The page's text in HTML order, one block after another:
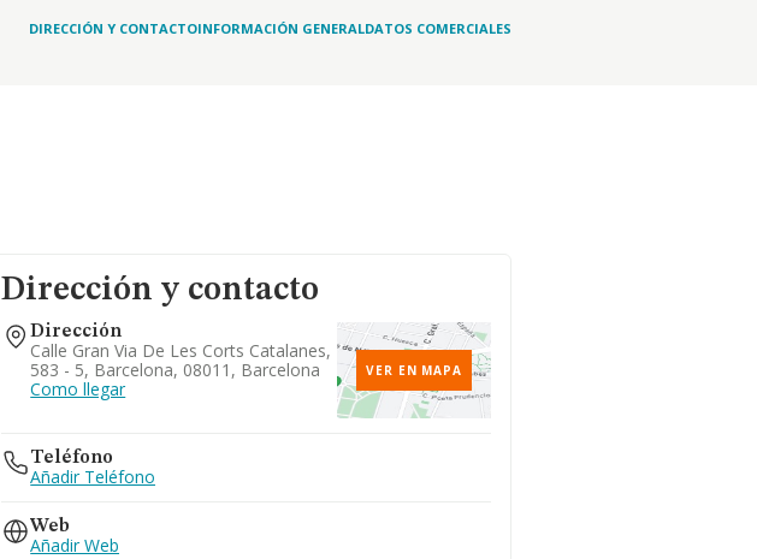
DIRECCIÓN Y CONTACTOINFORMACIÓN GENERALDATOS COMERCIALES
Dirección y contacto
Dirección
Calle Gran Via De Les Corts Catalanes,
583 - 5, Barcelona, 08011, Barcelona
Como llegar
VER EN MAPA
Teléfono
Añadir Teléfono
Web
Añadir Web